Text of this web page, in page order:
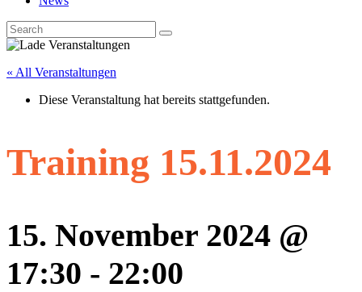
« All Veranstaltungen
Diese Veranstaltung hat bereits stattgefunden.
Training 15.11.2024
15. November 2024 @
17:30 - 22:00